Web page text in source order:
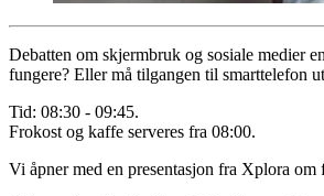
Debatten om skjermbruk og sosiale medier
fungere? Eller må tilgangen til smarttelefon
Tid: 08:30 - 09:45.
Frokost og kaffe serveres fra 08:00.
Vi åpner med en presentasjon fra Xplora